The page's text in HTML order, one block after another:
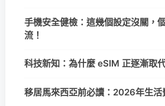
手機安全健檢：這幾個設定沒關，
流！
科技新知：為什麼 eSIM 正逐漸取
移居馬來西亞前必讀：2026年生活